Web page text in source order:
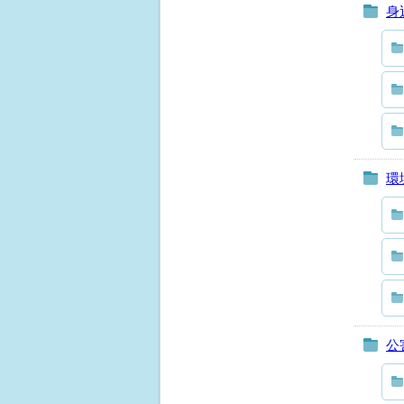
身
環
公